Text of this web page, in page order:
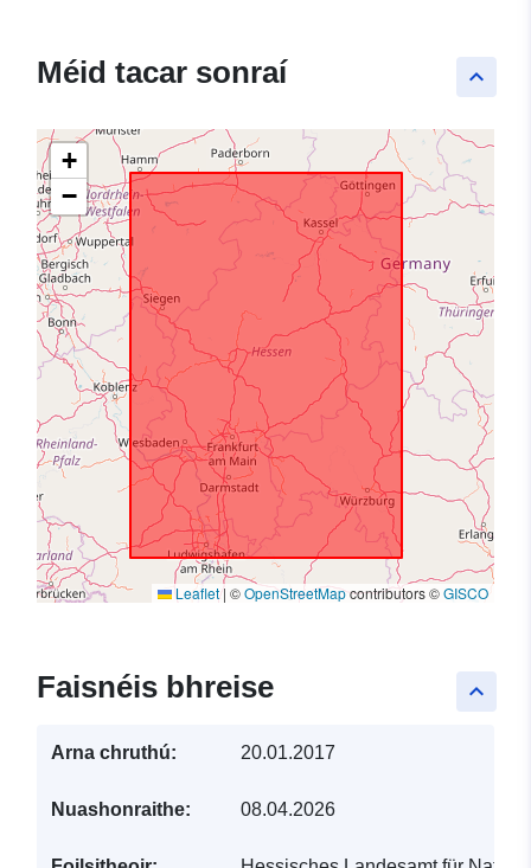
keyboard_arrow_up
Méid tacar sonraí
+
−
Leaflet | ©OpenStreetMapcontributors ©GISCO
keyboard_arrow_up
Faisnéis bhreise
Arna chruthú: 20.01.2017
Nuashonraithe: 08.04.2026